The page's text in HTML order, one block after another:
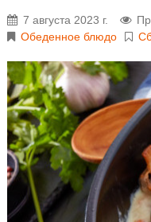
7 августа 2023 г.
Обеденное блюдо